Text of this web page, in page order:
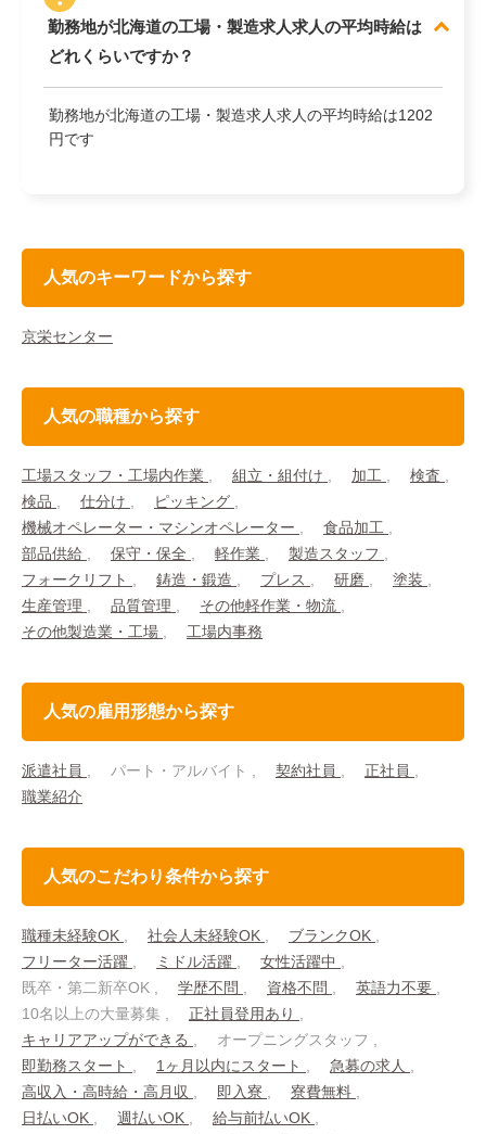
勤務地が北海道の工場・製造求人求人の平均時給は
どれくらいですか？
勤務地が北海道の工場・製造求人求人の平均時給は1202
円です
人気のキーワードから探す
京栄センター
人気の職種から探す
工場スタッフ・工場内作業 組立・組付け 加工
検査
検品
仕分け
ピッキング
機械オペレーター・マシンオペレーター
食品加工
部品供給
保守・保全 軽作業
製造スタッフ
フォークリフト
鋳造・鍛造 プレス 研磨
塗装
生産管理
品質管理
その他軽作業・物流
その他製造業・工場
工場内事務
人気の雇用形態から探す
派遣社員 パート・アルバイト 契約社員
正社員
職業紹介
人気のこだわり条件から探す
職種未経験OK 社会人未経験OK
ブランクOK
フリーター活躍
ミドル活躍
女性活躍中
既卒・第二新卒OK
学歴不問 資格不問
英語力不要
10名以上の大量募集
正社員登用あり
キャリアアップができる
オープニングスタッフ
即勤務スタート
1ヶ月以内にスタート
急募の求人
高収入・高時給・高月収
即入寮
寮費無料
日払いOK
週払いOK
給与前払いOK